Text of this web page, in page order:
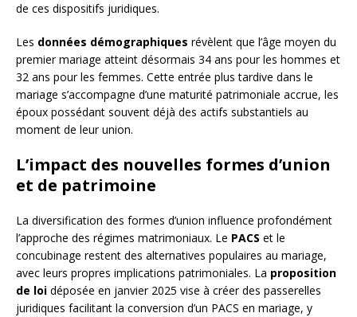
de ces dispositifs juridiques.
Les données démographiques révèlent que l’âge moyen du
premier mariage atteint désormais 34 ans pour les hommes et
32 ans pour les femmes. Cette entrée plus tardive dans le
mariage s’accompagne d’une maturité patrimoniale accrue, les
époux possédant souvent déjà des actifs substantiels au
moment de leur union.
L’impact des nouvelles formes d’union
et de patrimoine
La diversification des formes d’union influence profondément
l’approche des régimes matrimoniaux. Le PACS et le
concubinage restent des alternatives populaires au mariage,
avec leurs propres implications patrimoniales. La proposition
de loi déposée en janvier 2025 vise à créer des passerelles
juridiques facilitant la conversion d’un PACS en mariage, y